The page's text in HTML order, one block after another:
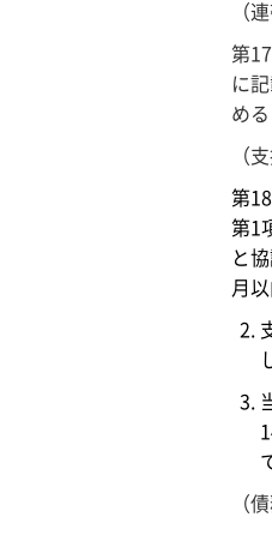
（
第
に
め
（
第
第1
と
月
（